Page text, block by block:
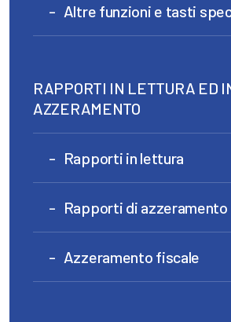
Altre funzioni e tasti
RAPPORTI IN LETTURA ED
AZZERAMENTO
Rapporti in lettura
Rapporti di azzeramento
Azzeramento fiscale